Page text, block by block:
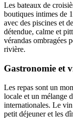
Les bateaux de
boutiques intimes de
avec des piscines et
détendue, calme et
vérandas ombragées
rivière.
Gastronomie et
Les repas sont un
locale et un mélange
internationales. Le
petit déjeuner et les